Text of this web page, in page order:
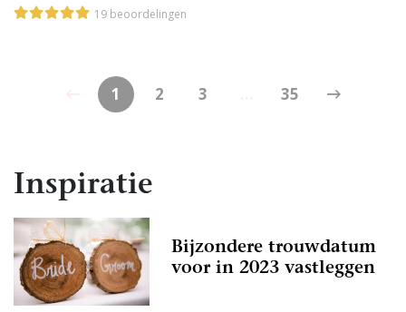
19 beoordelingen
1 2 3 35
Inspiratie
Bijzondere trouwdatum
voor in 2023 vastleggen